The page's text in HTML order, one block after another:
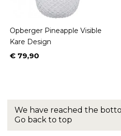
Opberger Pineapple Visible
Kare Design
Prijs
€ 79,90
We have reached the
Go back to top